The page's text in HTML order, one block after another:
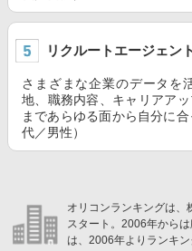
リクルートエージェント
さまざまな企業のデータを
地、職務内容、キャリアア
まであらゆる面から自分に
代／男性）
オリコンランキングは、
スタート。2006年から
は、2006年よりランキン